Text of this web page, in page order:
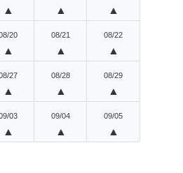
▲ ▲ ▲
20
▲
08/21
▲
08/22
▲
27
▲
08/28
▲
08/29
▲
03
▲
09/04
▲
09/05
▲